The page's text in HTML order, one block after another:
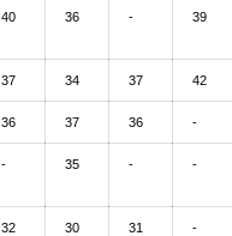
40 36 - 39
37 34 37 42
36 37 36 -
- 35 - -
32 30 31 -